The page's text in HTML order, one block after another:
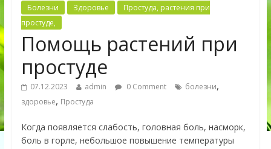
Болезни Здоровье
Простуда, растения при
простуде,
Помощь растений при
простуде
07.12.2023 admin 0 Comment болезни,
здоровье, Простуда
Когда появляется слабость, головная боль, насморк,
боль в горле, небольшое повышение температуры